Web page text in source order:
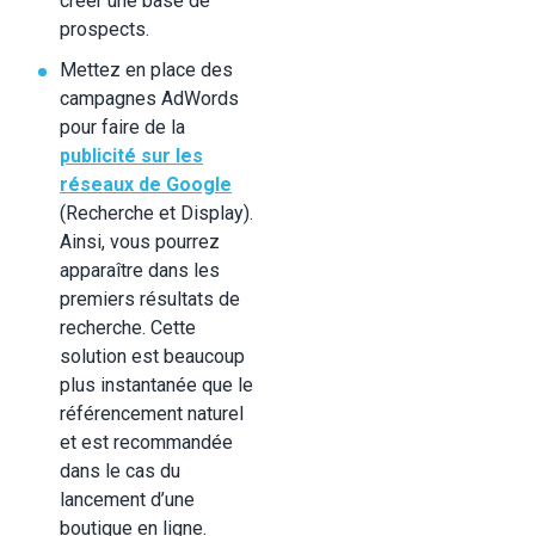
prospects.
Mettez en place des
campagnes AdWords
pour faire de la
publicité sur les
réseaux de Google
(Recherche et Display).
Ainsi, vous pourrez
apparaître dans les
premiers résultats de
recherche. Cette
solution est beaucoup
plus instantanée que le
référencement naturel
et est recommandée
dans le cas du
lancement d’une
boutique en ligne.